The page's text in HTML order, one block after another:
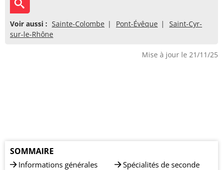
Voir aussi : Sainte-Colombe Pont-Évêque
Saint-Cyr-
sur-le-Rhône
Mise à jour le 21/11/25
SOMMAIRE
Informations générales
Spécialités de seconde